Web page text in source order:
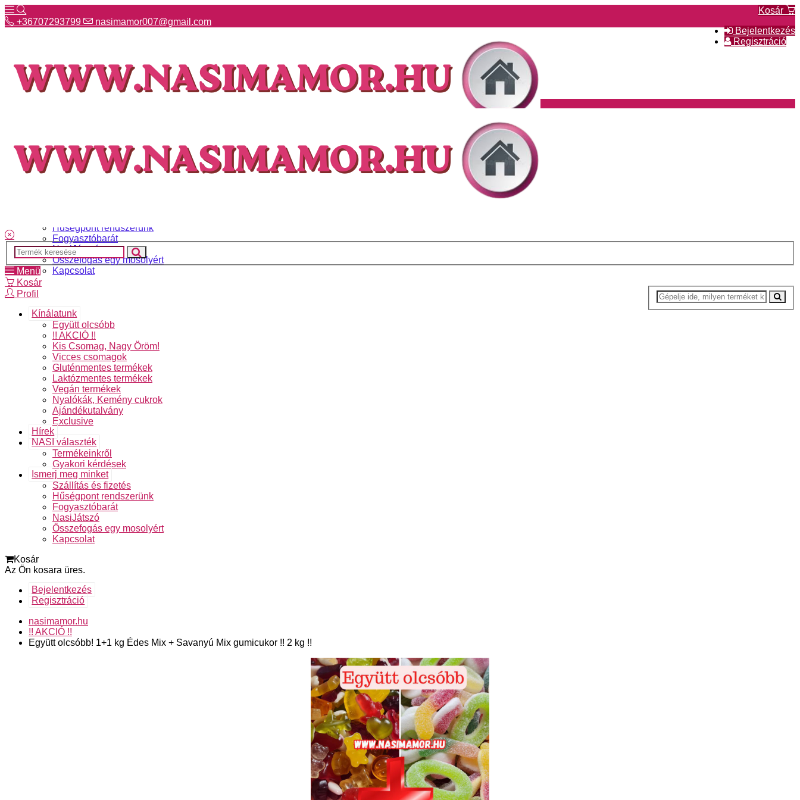
Kosár
Bejelentkezés
Regisztráció
+36707293799 nasimamor007@gmail.com
Hírek
NASI választék
Hűségpont rendszerünk
Fogyasztóbarát
NasiJátszó
Összefogás egy mosolyért
Kapcsolat
Menü
Kosár
Profil
Kínálatunk
Együtt olcsóbb
!! AKCIÓ !!
Kis Csomag, Nagy Öröm!
Vicces csomagok
Gluténmentes termékek
Laktózmentes termékek
Vegán termékek
Nyalókák, Kemény cukrok
Ajándékutalvány
Exclusive
Hírek
NASI választék
Termékeinkről
Gyakori kérdések
Ismerj meg minket
Szállítás és fizetés
Hűségpont rendszerünk
Fogyasztóbarát
NasiJátszó
Összefogás egy mosolyért
Kapcsolat
Kosár
Az Ön kosara üres.
Bejelentkezés
Regisztráció
nasimamor.hu
!! AKCIÓ !!
Együtt olcsóbb! 1+1 kg Édes Mix + Savanyú Mix gumicukor !! 2 kg !!